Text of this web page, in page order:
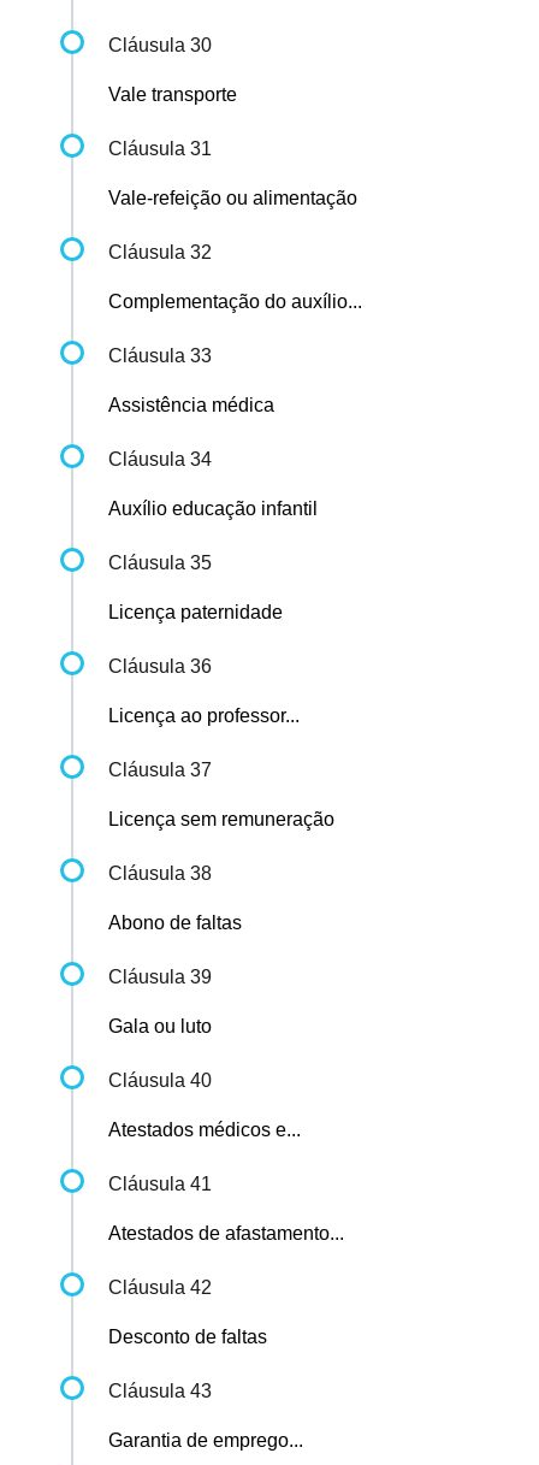
Cláusula 30
Vale transporte
Cláusula 31
Vale-refeição ou alimentação
Cláusula 32
Complementação do auxílio...
Cláusula 33
Assistência médica
Cláusula 34
Auxílio educação infantil
Cláusula 35
Licença paternidade
Cláusula 36
Licença ao professor...
Cláusula 37
Licença sem remuneração
Cláusula 38
Abono de faltas
Cláusula 39
Gala ou luto
Cláusula 40
Atestados médicos e...
Cláusula 41
Atestados de afastamento...
Cláusula 42
Desconto de faltas
Cláusula 43
Garantia de emprego...